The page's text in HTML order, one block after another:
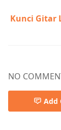
Kunci Gitar
NO
Add